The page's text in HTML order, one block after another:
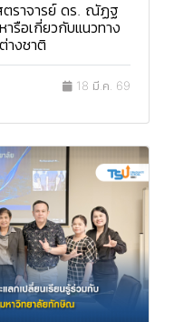
ราจารย์ ดร. ณัฏฐ
รือเกี่ยวกับแนวทาง
างชาติ
18 มี.ค. 69